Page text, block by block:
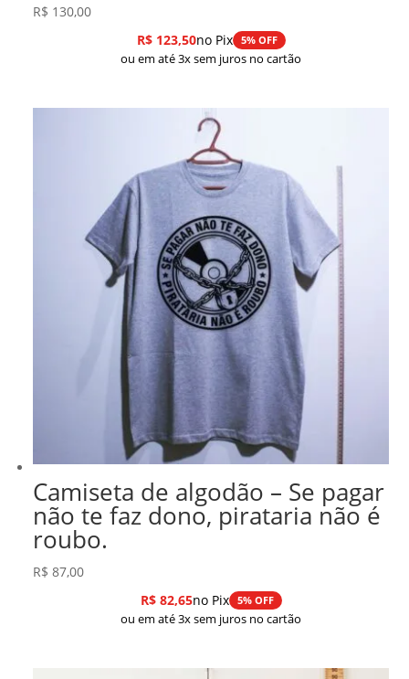
R$ 130,00
R$123,50no Pix 5% OFF
ou em até 3x sem juros no cartão
Camiseta de algodão – Se pagar
não te faz dono, pirataria não é
roubo.
R$ 87,00
R$82,65no Pix 5% OFF
ou em até 3x sem juros no cartão